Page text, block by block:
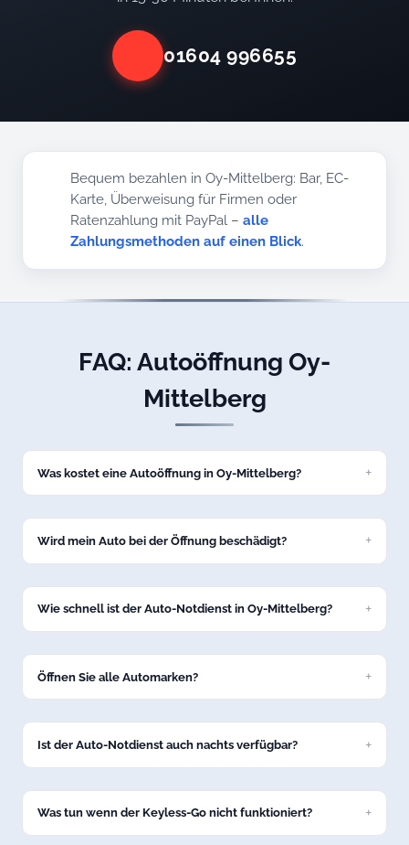
01604 996655
Bequem bezahlen in Oy-Mittelberg: Bar, EC-
Karte, Überweisung für Firmen oder
Ratenzahlung mit PayPal –alle
Zahlungsmethoden auf einen Blick.
FAQ: Autoöffnung Oy-
Mittelberg
Was kostet eine Autoöffnung in Oy-Mittelberg?
Festpreis. Den genauen Preis nennen wir Ihnen am Telefon,
bevor wir nach Oy-Mittelberg losfahren.
Wird mein Auto bei der Öffnung beschädigt?
mit professionellem Spezialwerkzeug. Keine Kratzer, keine
Dellen.
Wie schnell ist der Auto-Notdienst in Oy-Mittelberg?
Mittelberg bei Ihrem Fahrzeug.
Öffnen Sie alle Automarken?
Marken: VW, BMW, Mercedes, Audi, Opel, Ford, Toyota und
viele weitere.
Ist der Auto-Notdienst auch nachts verfügbar?
– auch nachts und an Feiertagen.
Was tun wenn der Keyless-Go nicht funktioniert?